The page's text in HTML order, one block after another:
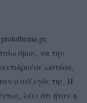
όμως, να την
ωστόσο,
ο σύζυγός της. Η
λέει ότι ήταν η